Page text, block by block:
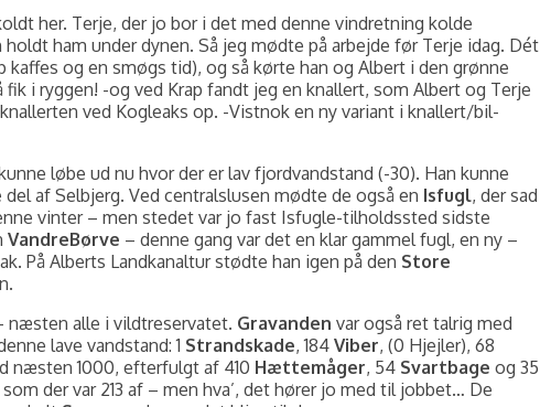
her. Terje, der jo bor i det med denne vindretning kolde
ham under dynen. Så jeg mødte på arbejde før Terje idag. Dét
og en smøgs tid), og så kørte han og Albert i den grønne
i ryggen! -og ved Krap fandt jeg en knallert, som Albert og Terje
ved Kogleaks op. -Vistnok en ny variant i knallert/bil-
løbe ud nu hvor der er lav fjordvandstand (-30). Han kunne
af Selbjerg. Ved centralslusen mødte de også en Isfugl, der sad
vinter – men stedet var jo fast Isfugle-tilholdssted sidste
VandreBørve – denne gang var det en klar gammel fugl, en ny –
På Alberts Landkanaltur stødte han igen på den Store
næsten alle i vildtreservatet. Gravanden var også ret talrig med
lave vandstand: 1 Strandskade, 184 Viber, (0 Hjejler), 68
næsten 1000, efterfulgt af 410 Hættemåger, 54 Svartbage og 35
som der var 213 af – men hva’, det hører jo med til jobbet… De